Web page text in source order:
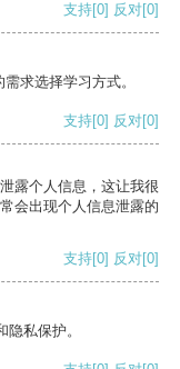
支持[0] 反对[0]
求选择学习方式。
支持[0] 反对[0]
露个人信息，这让我很
会出现个人信息泄露的
支持[0] 反对[0]
私保护。